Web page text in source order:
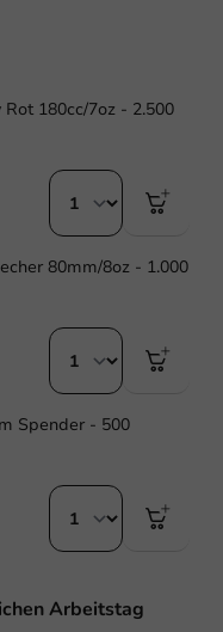
180cc/7oz - 2.500
80mm/8oz - 1.000
Spender - 500
Arbeitstag